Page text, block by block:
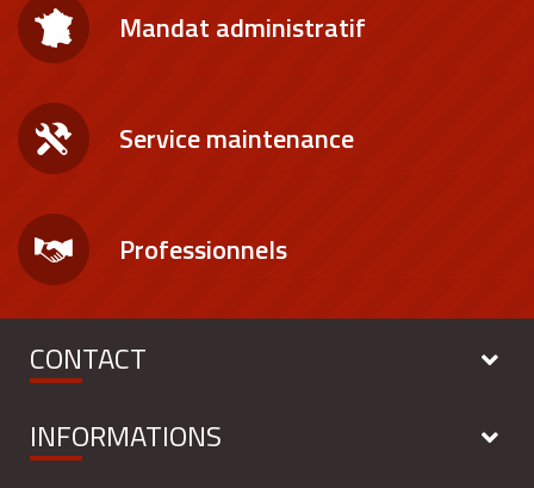
Mandat administratif
Service maintenance
Professionnels
CONTACT
INFORMATIONS